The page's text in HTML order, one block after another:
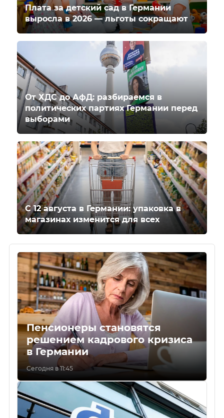
Плата за детский сад в Германии
выросла в 2026 — льготы сокращают
От ХДС до АфД: разбираемся в
политических партиях Германии перед
выборами
С 12 августа в Германии: упаковка в
магазинах изменится для всех
Пенсионеры становятся
решением кадрового кризиса
в Германии
Сегодня в 11:45